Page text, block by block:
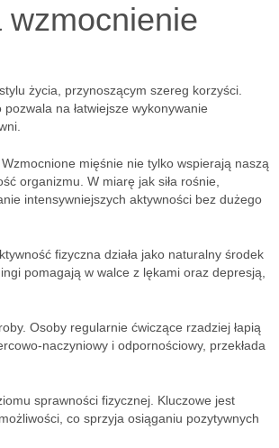
życia, przynoszącym szereg korzyści.
na łatwiejsze wykonywanie
mięśnie nie tylko wspierają naszą
organizmu. W miarę jak siła rośnie,
intensywniejszych aktywności bez dużego
fizyczna działa jako naturalny środek
pomagają w walce z lękami oraz depresją,
Osoby regularnie ćwiczące rzadziej łapią
naczyniowy i odpornościowy, przekłada
sprawności fizycznej. Kluczowe jest
co sprzyja osiąganiu pozytywnych